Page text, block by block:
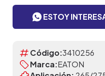
ESTOY
Código:3410256
Marca:EATON